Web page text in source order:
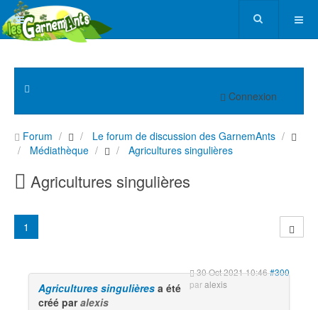
Connexion
Forum
Le forum de discussion des GarnemAnts
Médiathèque
Agricultures singulières
Agricultures singulières
1
30 Oct 2021 10:46#300
paralexis
Agricultures singulières a été
créé paralexis